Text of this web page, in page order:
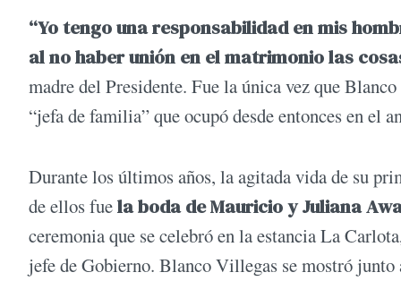
“Yo tengo una responsabilidad en mis
al no haber unión en el matrimonio las
madre del Presidente. Fue la única vez que
“jefa de familia” que ocupó desde entonces en el
Durante los últimos años, la agitada vida de su
de ellos fuela boda de Mauricio y Juliana
ceremonia que se celebró en la estancia La
jefe de Gobierno. Blanco Villegas se mostró